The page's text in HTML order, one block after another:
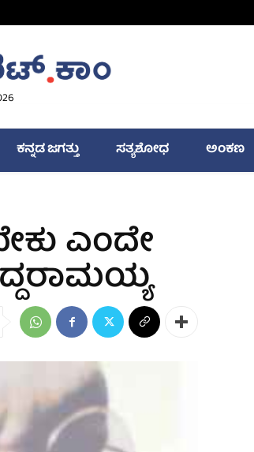
ಕನ್ನಡ ಜಗತ್ತು ಸತ್ಯಶೋಧ ಅಂಕಣ
ಎಂದೇ